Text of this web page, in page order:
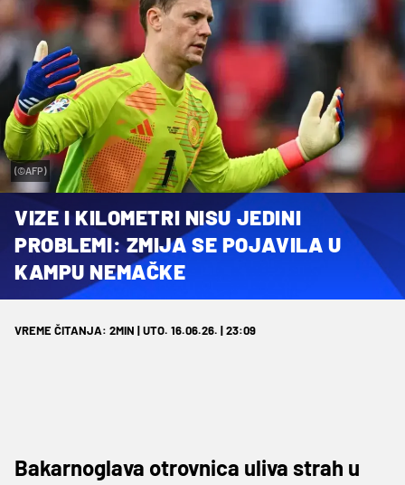
(©AFP)
VIZE I KILOMETRI NISU JEDINI
PROBLEMI: ZMIJA SE POJAVILA U
KAMPU NEMAČKE
VREME ČITANJA: 2MIN | UTO. 16.06.26. | 23:09
Bakarnoglava otrovnica uliva strah u